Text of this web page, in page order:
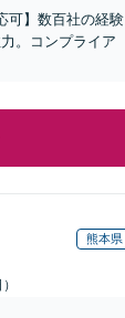
可】数百社の経験
。コンプライア
熊本県